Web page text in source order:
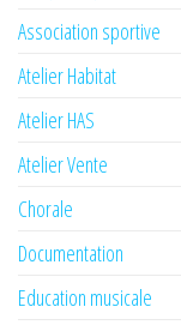
Association sportive
Atelier Habitat
Atelier HAS
Atelier Vente
Chorale
Documentation
Education musicale